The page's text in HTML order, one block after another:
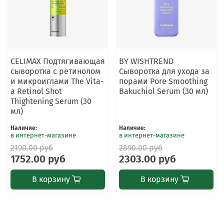
CELIMAX Подтягивающая
сыворотка с ретинолом
и микроиглами The Vita-
a Retinol Shot
Thightening Serum (30
мл)
Наличие:
в интернет-магазине
2190.00 руб
1752.00 руб
В корзину
BY WISHTREND
Сыворотка для ухода за
порами Pore Smoothing
Bakuchiol Serum (30 мл)
Наличие:
в интернет-магазине
2890.00 руб
2303.00 руб
В корзину